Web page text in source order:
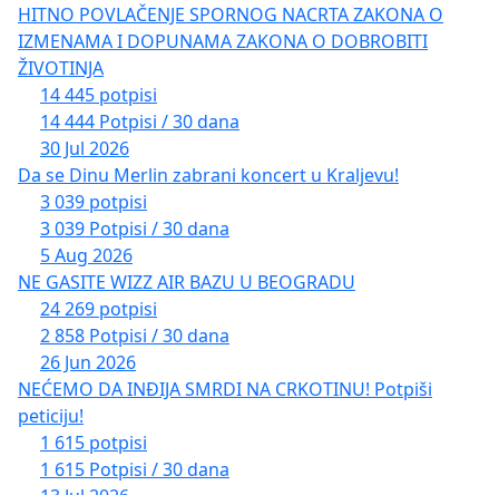
HITNO POVLAČENJE SPORNOG NACRTA ZAKONA O
IZMENAMA I DOPUNAMA ZAKONA O DOBROBITI
ŽIVOTINJA
14 445 potpisi
14 444 Potpisi / 30 dana
30 Jul 2026
Da se Dinu Merlin zabrani koncert u Kraljevu!
3 039 potpisi
3 039 Potpisi / 30 dana
5 Aug 2026
NE GASITE WIZZ AIR BAZU U BEOGRADU
24 269 potpisi
2 858 Potpisi / 30 dana
26 Jun 2026
NEĆEMO DA INĐIJA SMRDI NA CRKOTINU! Potpiši
peticiju!
1 615 potpisi
1 615 Potpisi / 30 dana